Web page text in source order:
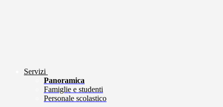
Servizi
Panoramica
Famiglie e studenti
Personale scolastico